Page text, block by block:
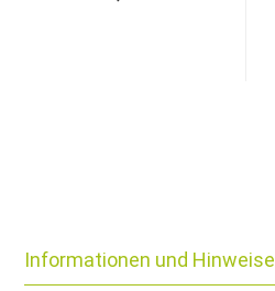
Informationen und Hinweise